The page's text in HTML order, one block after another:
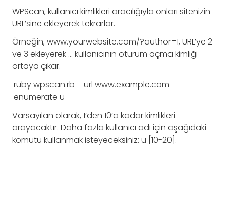
WPScan, kullanıcı kimlikleri aracılığıyla onları sitenizin
URL’sine ekleyerek tekrarlar.
Örneğin, www.yourwebsite.com/?author=1, URL’ye 2
ve 3 ekleyerek … kullanıcının oturum açma kimliği
ortaya çıkar.
rubywpscan.rb —url www.example.com —
enumerate u
Varsayılan olarak, 1’den 10’a kadar kimlikleri
arayacaktır. Daha fazla kullanıcı adı için aşağıdaki
komutu kullanmak isteyeceksiniz: u [10-20].